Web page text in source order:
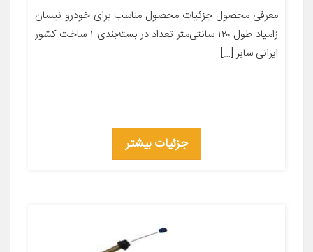
معرفی محصول جزئیات محصول مناسب برای خودرو نیسان
زامیاد طول ۱۲۰ سانتی‌متر تعداد در بسته‌بندی ۱ ساخت کشور
ایرانی سایر […]
جزئیات بیشتر